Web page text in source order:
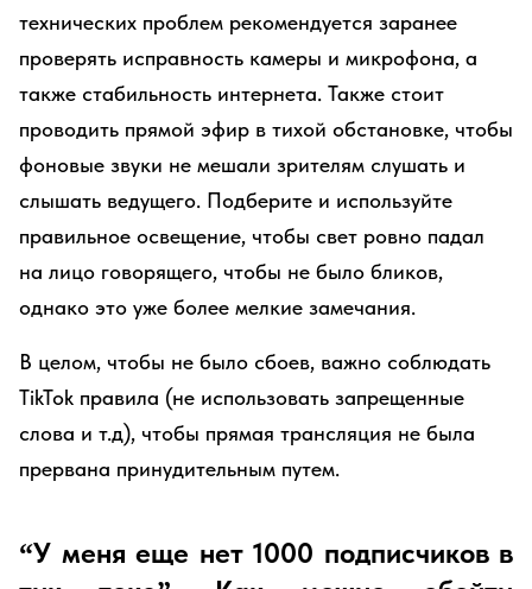
технических проблем рекомендуется заранее
проверять исправность камеры и микрофона, а
также стабильность интернета. Также стоит
проводить прямой эфир в тихой обстановке, чтобы
фоновые звуки не мешали зрителям слушать и
слышать ведущего. Подберите и используйте
правильное освещение, чтобы свет ровно падал
на лицо говорящего, чтобы не было бликов,
однако это уже более мелкие замечания.
В целом, чтобы не было сбоев, важно соблюдать
TikTok правила (не использовать запрещенные
слова и т.д), чтобы прямая трансляция не была
прервана принудительным путем.
“У меня еще нет 1000 подписчиков в